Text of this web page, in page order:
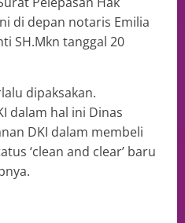
di depan notaris Emilia
SH.Mkn tanggal 20
dipaksakan.
dalam hal ini Dinas
DKI dalam membeli
‘clean and clear’ baru